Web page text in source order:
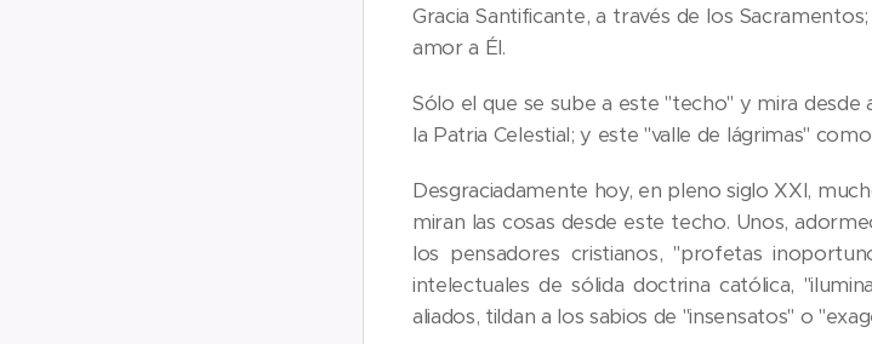
Gracia Santificante, a través de los
amor a Él.
Sólo el que se sube a este "techo" y mira
la Patria Celestial; y este "valle de lágrimas"
Desgraciadamente hoy, en pleno siglo XXI,
miran las cosas desde este techo. Unos,
los pensadores cristianos, "profetas
intelectuales de sólida doctrina católica,
aliados, tildan a los sabios de "insensatos" o